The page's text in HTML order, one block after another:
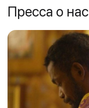
Пресса о нас